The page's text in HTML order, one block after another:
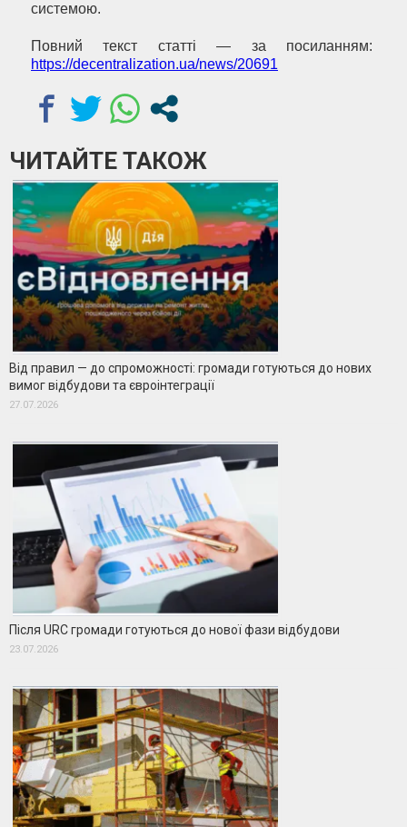
системою.
Повний текст статті — за посиланням:
https://decentralization.ua/news/20691
ЧИТАЙТЕ ТАКОЖ
Від правил — до спроможності: громади готуються до нових
вимог відбудови та євроінтеграції
27.07.2026
Після URC громади готуються до нової фази відбудови
23.07.2026